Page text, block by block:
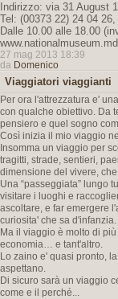
Indirizzo: via 31 August
Tel: (00373 22) 24 04
Dalle 10.00 alle 18.00
www.nationalmuseum.md
27 mag 2013 18:39
da Domenico
Viaggiatori viaggianti
Per ora l'attrezzatura e'
con qualche obiettivo. Da
pensiero e quel sogno
Così inizia il mio viaggio
Insomma un viaggio per
tragitti, strade, sentieri,
dimensione del vivere,
Una “passeggiata” lungo
visitare i luoghi e
ascoltare, e far emergere
curiosita' che sa d'infanzia.
Ma il viaggio è molto di
economia… e tant'altro.
Lo zaino e' quasi pronto,
aspettano.
Di sicuro sarà un viaggio
come e il perché...